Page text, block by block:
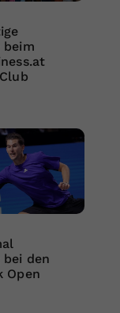
beim
den
Open